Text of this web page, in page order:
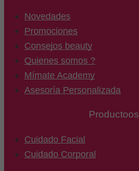
Novedades
Promociones
Consejos beauty
Quienes somos ?
Mímate Academy
Asesoría Personalizada
Productoos
Cuidado Facial
Cuidado Corporal